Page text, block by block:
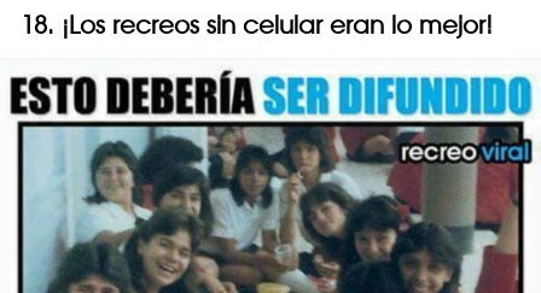
18. ¡Los recreos sin celular eran lo mejor!